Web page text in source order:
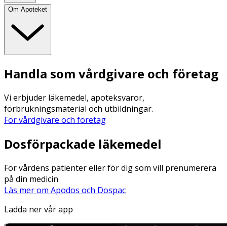
Om Apoteket
Handla som vårdgivare och företag
Vi erbjuder läkemedel, apoteksvaror,
förbrukningsmaterial och utbildningar.
För vårdgivare och företag
Dosförpackade läkemedel
För vårdens patienter eller för dig som vill prenumerera
på din medicin
Läs mer om Apodos och Dospac
Ladda ner vår app